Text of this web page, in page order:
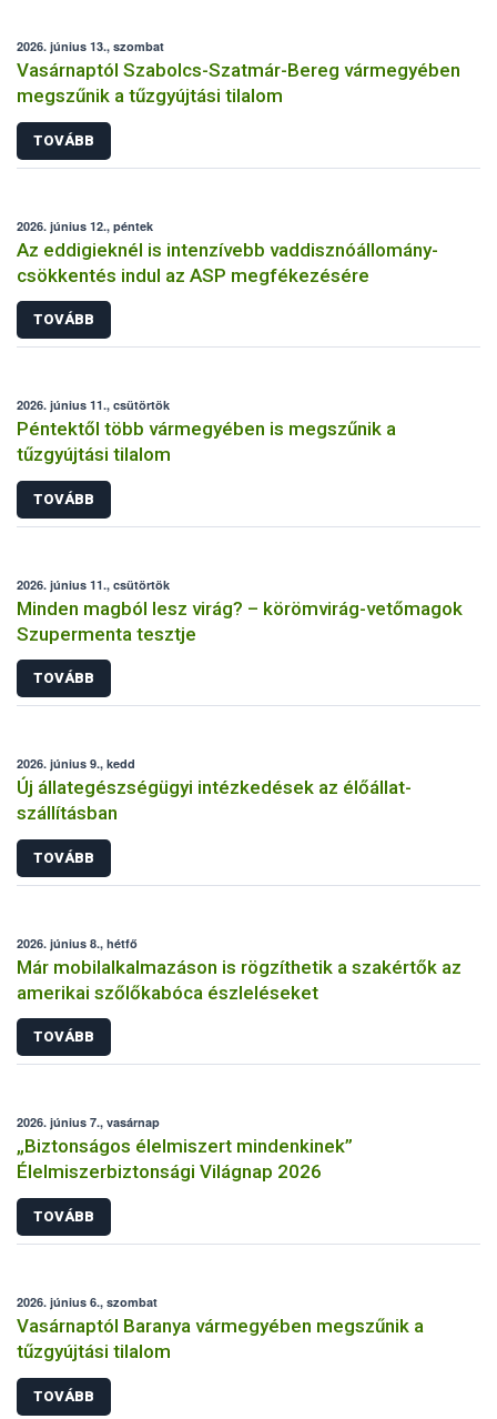
2026. június 13., szombat
Vasárnaptól Szabolcs-Szatmár-Bereg vármegyében
megszűnik a tűzgyújtási tilalom
TOVÁBB
2026. június 12., péntek
Az eddigieknél is intenzívebb vaddisznóállomány-
csökkentés indul az ASP megfékezésére
TOVÁBB
2026. június 11., csütörtök
Péntektől több vármegyében is megszűnik a
tűzgyújtási tilalom
TOVÁBB
2026. június 11., csütörtök
Minden magból lesz virág? – körömvirág-vetőmagok
Szupermenta tesztje
TOVÁBB
2026. június 9., kedd
Új állategészségügyi intézkedések az élőállat-
szállításban
TOVÁBB
2026. június 8., hétfő
Már mobilalkalmazáson is rögzíthetik a szakértők az
amerikai szőlőkabóca észleléseket
TOVÁBB
2026. június 7., vasárnap
„Biztonságos élelmiszert mindenkinek”
Élelmiszerbiztonsági Világnap 2026
TOVÁBB
2026. június 6., szombat
Vasárnaptól Baranya vármegyében megszűnik a
tűzgyújtási tilalom
TOVÁBB